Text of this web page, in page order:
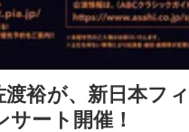
渡裕が、新日本フ
ート開催！